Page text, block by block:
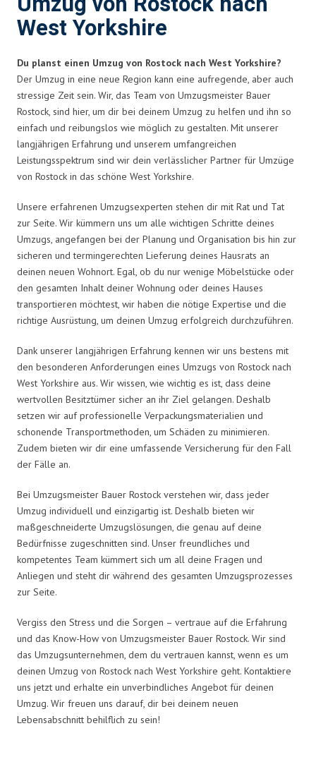
West Yorkshire
Du planst einen Umzug von Rostock nach West Yorkshire?
Der Umzug in eine neue Region kann eine aufregende, aber auch
stressige Zeit sein. Wir, das Team von Umzugsmeister Bauer
Rostock, sind hier, um dir bei deinem Umzug zu helfen und ihn so
einfach und reibungslos wie möglich zu gestalten. Mit unserer
langjährigen Erfahrung und unserem umfangreichen
Leistungsspektrum sind wir dein verlässlicher Partner für Umzüge
von Rostock in das schöne West Yorkshire.
Unsere erfahrenen Umzugsexperten stehen dir mit Rat und Tat
zur Seite. Wir kümmern uns um alle wichtigen Schritte deines
Umzugs, angefangen bei der Planung und Organisation bis hin zur
sicheren und termingerechten Lieferung deines Hausrats an
deinen neuen Wohnort. Egal, ob du nur wenige Möbelstücke oder
den gesamten Inhalt deiner Wohnung oder deines Hauses
transportieren möchtest, wir haben die nötige Expertise und die
richtige Ausrüstung, um deinen Umzug erfolgreich durchzuführen.
Dank unserer langjährigen Erfahrung kennen wir uns bestens mit
den besonderen Anforderungen eines Umzugs von Rostock nach
West Yorkshire aus. Wir wissen, wie wichtig es ist, dass deine
wertvollen Besitztümer sicher an ihr Ziel gelangen. Deshalb
setzen wir auf professionelle Verpackungsmaterialien und
schonende Transportmethoden, um Schäden zu minimieren.
Zudem bieten wir dir eine umfassende Versicherung für den Fall
der Fälle an.
Bei Umzugsmeister Bauer Rostock verstehen wir, dass jeder
Umzug individuell und einzigartig ist. Deshalb bieten wir
maßgeschneiderte Umzugslösungen, die genau auf deine
Bedürfnisse zugeschnitten sind. Unser freundliches und
kompetentes Team kümmert sich um all deine Fragen und
Anliegen und steht dir während des gesamten Umzugsprozesses
zur Seite.
Vergiss den Stress und die Sorgen – vertraue auf die Erfahrung
und das Know-How von Umzugsmeister Bauer Rostock. Wir sind
das Umzugsunternehmen, dem du vertrauen kannst, wenn es um
deinen Umzug von Rostock nach West Yorkshire geht. Kontaktiere
uns jetzt und erhalte ein unverbindliches Angebot für deinen
Umzug. Wir freuen uns darauf, dir bei deinem neuen
Lebensabschnitt behilflich zu sein!